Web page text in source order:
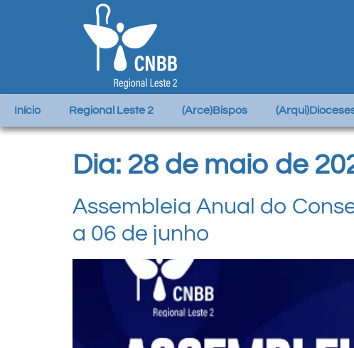
Início Regional Leste 2 (Arce)Bispos
Dia: 28 de maio de
Assembleia Anual do
a 06 de junho